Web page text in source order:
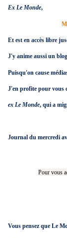
Ex Le Monde,
Et est en accès libre
J'y anime aussi un blog
Puisqu'on cause
J'en profite pour vous
ex Le Monde, qui a
Journal du mercredi
Pour vous
Vous pensez que Le